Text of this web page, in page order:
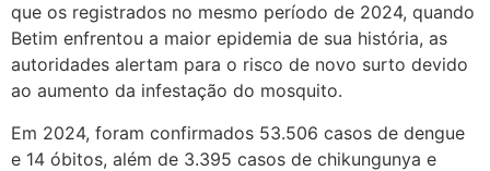
que os registrados no mesmo período de 2024, quando
Betim enfrentou a maior epidemia de sua história, as
autoridades alertam para o risco de novo surto devido
ao aumento da infestação do mosquito.
Em 2024, foram confirmados 53.506 casos de dengue
e 14 óbitos, além de 3.395 casos de chikungunya e